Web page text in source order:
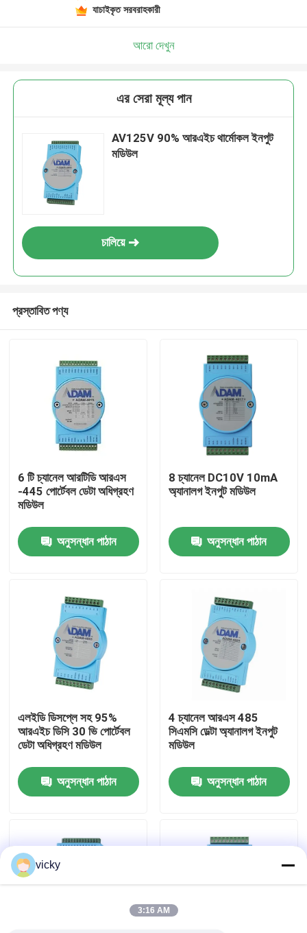
আমাদের সম্বন্ধে
কারখানা ভ্রমণ
যোগাযোগ করুন
খবর
টর্ক ডায়নামিটার
যাচাইকৃত সরবরাহকারী
আরো দেখুন
এর সেরা মূল্য পান
AV125V 90% আরএইচ থার্মোকল ইনপুট
মডিউল
চালিয়ে
প্রস্তাবিত পণ্য
6 টি চ্যানেল আরটিডি আরএস
-445 পোর্টেবল ডেটা অধিগ্রহণ
মডিউল
অনুসন্ধান পাঠান
8 চ্যানেল DC10V 10mA
অ্যানালগ ইনপুট মডিউল
অনুসন্ধান পাঠান
এলইডি ডিসপ্লে সহ 95%
আরএইচ ডিসি 30 ভি পোর্টেবল
ডেটা অধিগ্রহণ মডিউল
অনুসন্ধান পাঠান
4 চ্যানেল আরএস 485
সিএমসি ডেল্টা অ্যানালগ ইনপুট
মডিউল
অনুসন্ধান পাঠান
vicky
3:16 AM